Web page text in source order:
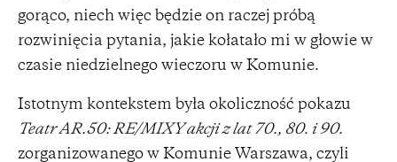
gorąco, niech więc będzie on raczej próbą
rozwinięcia pytania, jakie kołatało mi w głowie w
czasie niedzielnego wieczoru w Komunie.
Istotnym kontekstem była okoliczność pokazu
Teatr AR.50: RE/MIXY akcji z lat 70., 80. i 90.
zorganizowanego w Komunie Warszawa, czyli